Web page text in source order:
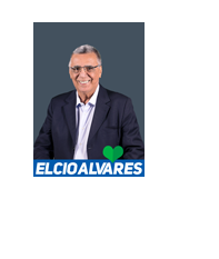
conteúdo